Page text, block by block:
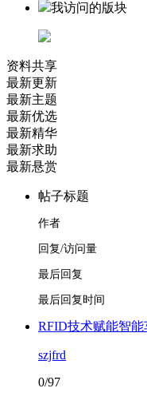
我访问的版块
资料共享
最新更新
最新主题
最新优选
最新精华
最新求助
最新悬赏
帖子标题
作者
回复/访问量
最后回复
最后回复时间
RFID技术赋能智
szjfrd
0/97